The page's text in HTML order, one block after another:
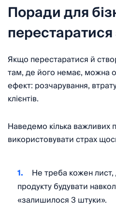
Поради для
Якщо перестаратися й
там, де його немає, можна
ефект: розчарування,
клієнтів.
Наведемо кілька важливих
використовувати страх
Не треба кожен лист,
продукту будувати
«залишилося 3 штуки».